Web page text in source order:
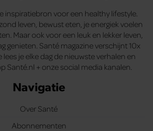
inspiratiebron voor een healthy lifestyle.
leven, bewust eten, je energiek voelen
Maar ook voor een leuk en lekker leven,
genieten. Santé magazine verschijnt 10x
lees je elke dag de nieuwste verhalen en
Santé.nl + onze social media kanalen.
Navigatie
Over Santé
Abonnementen